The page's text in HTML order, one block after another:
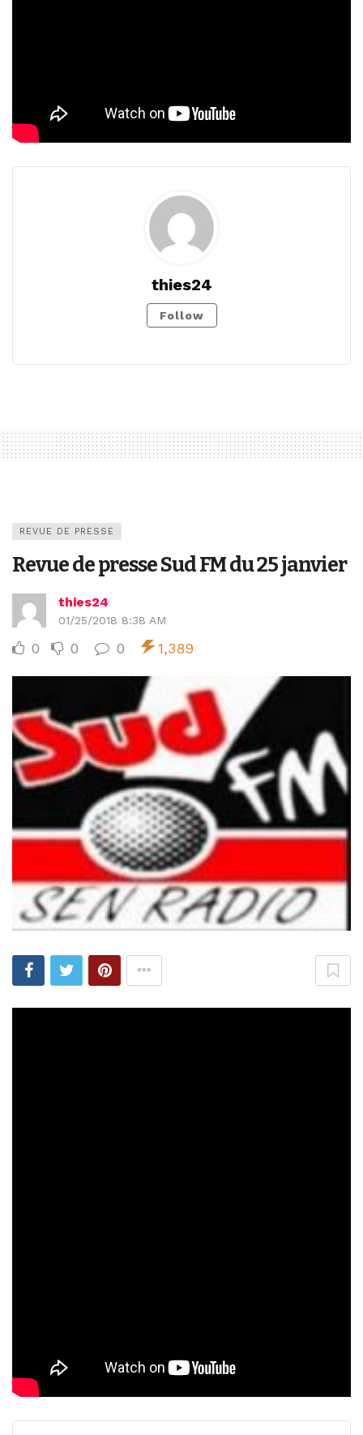
thies24
Follow
REVUE DE PRESSE
Revue de presse Sud FM du 25 janvier
thies24
01/25/2018 8:38 AM
0 0 0 1,389